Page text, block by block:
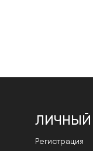
ЛИЧНЫЙ
Регистрация